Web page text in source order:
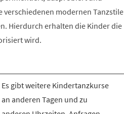
verschiedenen modernen Tanzstile
Hierdurch erhalten die Kinder die
wird.
Es gibt weitere Kindertanzkurse
an anderen Tagen und zu